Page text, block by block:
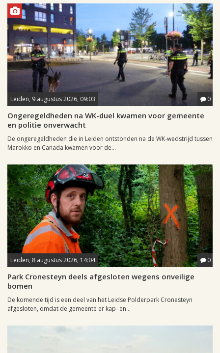
Leiden, 9 augustus 2026, 09:03 0
Ongeregeldheden na WK-duel kwamen voor gemeente
en politie onverwacht
De ongeregeldheden die in Leiden ontstonden na de WK-wedstrijd tussen
Marokko en Canada kwamen voor de...
Leiden, 8 augustus 2026, 14:04 0
Park Cronesteyn deels afgesloten wegens onveilige
bomen
De komende tijd is een deel van het Leidse Polderpark Cronesteyn
afgesloten, omdat de gemeente er kap- en...